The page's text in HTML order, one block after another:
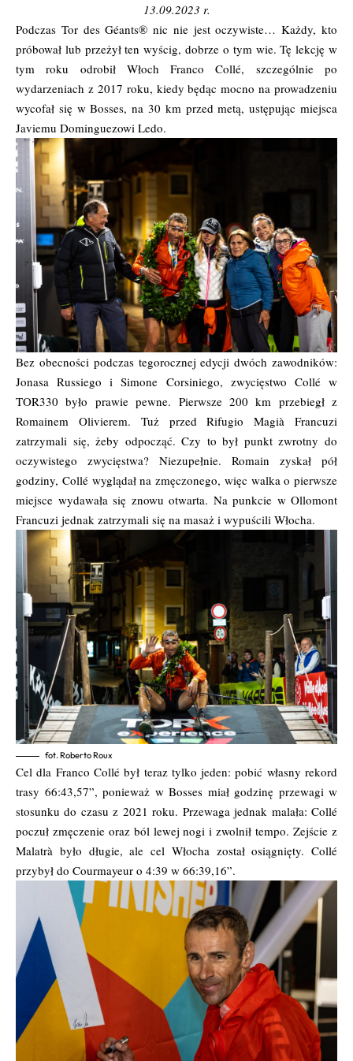
13.09.2023 r.
Podczas Tor des Géants® nic nie jest oczywiste… Każdy, kto
próbował lub przeżył ten wyścig, dobrze o tym wie. Tę lekcję w
tym roku odrobił Włoch Franco Collé, szczególnie po
wydarzeniach z 2017 roku, kiedy będąc mocno na prowadzeniu
wycofał się w Bosses, na 30 km przed metą, ustępując miejsca
Javiemu Dominguezowi Ledo.
Bez obecności podczas tegorocznej edycji dwóch zawodników:
Jonasa Russiego i Simone Corsiniego, zwycięstwo Collé w
TOR330 było prawie pewne. Pierwsze 200 km przebiegł z
Romainem Olivierem. Tuż przed Rifugio Magià Francuzi
zatrzymali się, żeby odpocząć. Czy to był punkt zwrotny do
oczywistego zwycięstwa? Niezupełnie. Romain zyskał pół
godziny, Collé wyglądał na zmęczonego, więc walka o pierwsze
miejsce wydawała się znowu otwarta. Na punkcie w Ollomont
Francuzi jednak zatrzymali się na masaż i wypuścili Włocha.
fot. Roberto Roux
Cel dla Franco Collé był teraz tylko jeden: pobić własny rekord
trasy 66:43,57”, ponieważ w Bosses miał godzinę przewagi w
stosunku do czasu z 2021 roku. Przewaga jednak malała: Collé
poczuł zmęczenie oraz ból lewej nogi i zwolnił tempo. Zejście z
Malatrà było długie, ale cel Włocha został osiągnięty. Collé
przybył do Courmayeur o 4:39 w 66:39,16”.